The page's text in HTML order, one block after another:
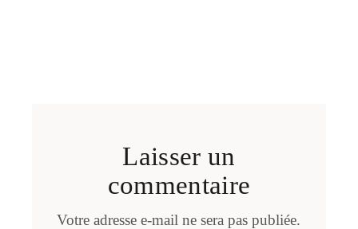
Laisser un
commentaire
Votre adresse e-mail ne sera pas publiée.